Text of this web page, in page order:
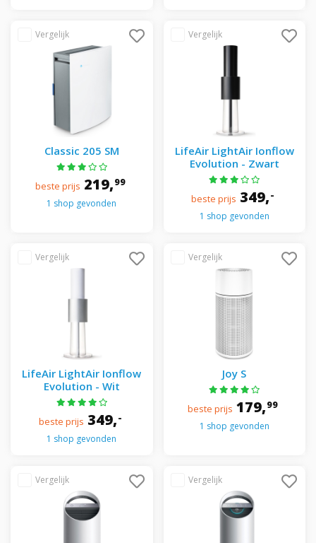
Classic 205 SM
beste prijs 219,99
1 shop gevonden
LifeAir LightAir Ionflow
Evolution - Zwart
beste prijs 349,-
1 shop gevonden
LifeAir LightAir Ionflow
Evolution - Wit
beste prijs 349,-
1 shop gevonden
Joy S
beste prijs 179,99
1 shop gevonden